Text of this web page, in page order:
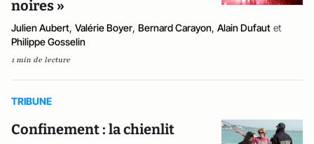
noires »
Julien Aubert, Valérie Boyer, Bernard Carayon, Alain Dufaut et
Philippe Gosselin
1 min de lecture
TRIBUNE
Confinement : la chienlit